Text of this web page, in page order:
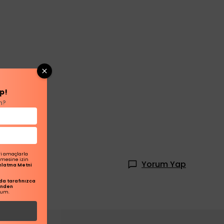
Yorum Yap
amaçlarla
izin
Metni
tarafınızca